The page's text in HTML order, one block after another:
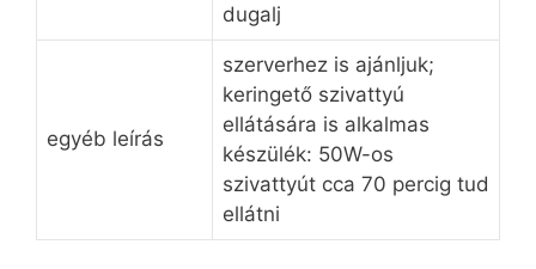
dugalj
egyéb leírás
szerverhez is ajánljuk;
keringető szivattyú
ellátására is alkalmas
készülék: 50W-os
szivattyút cca 70 percig tud
ellátni